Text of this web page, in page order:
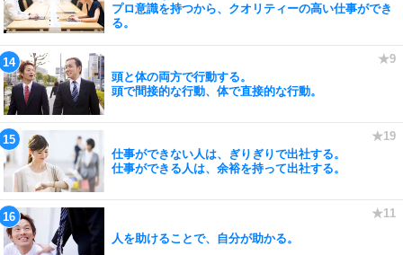
プロ意識を持つから、クオリティーの高い仕事ができ
る。
頭と体の両方で行動する。
頭で間接的な行動、体で直接的な行動。
仕事ができない人は、ぎりぎりで出社する。
仕事ができる人は、余裕を持って出社する。
人を助けることで、自分が助かる。